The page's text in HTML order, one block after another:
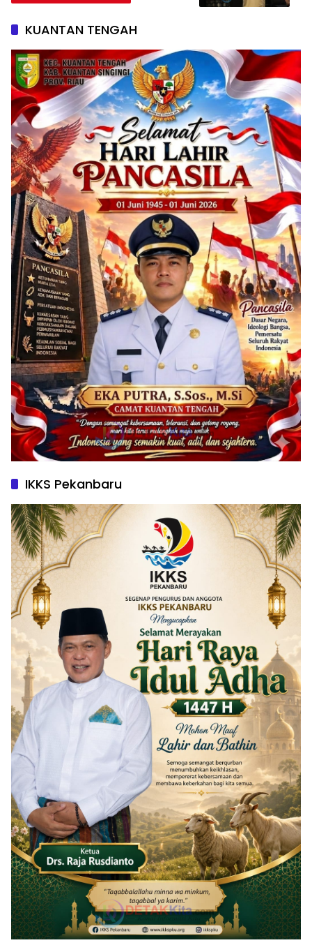
KUANTAN TENGAH
IKKS Pekanbaru